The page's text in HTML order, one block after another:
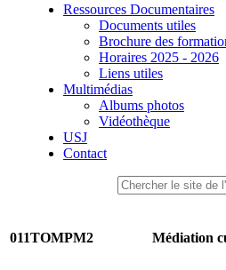
Ressources Documentaires
Documents utiles
Brochure des
Horaires 2025 - 2026
Liens utiles
Multimédias
Albums photos
Vidéothèque
USJ
Contact
011TOMPM2 Médiation